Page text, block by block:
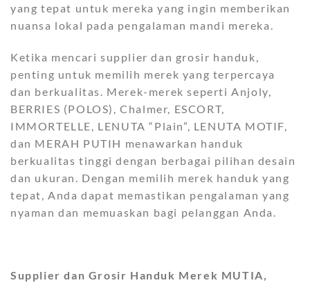
yang tepat untuk mereka yang ingin memberikan
nuansa lokal pada pengalaman mandi mereka.
Ketika mencari supplier dan grosir handuk,
penting untuk memilih merek yang terpercaya
dan berkualitas. Merek-merek seperti Anjoly,
BERRIES (POLOS), Chalmer, ESCORT,
IMMORTELLE, LENUTA “Plain”, LENUTA MOTIF,
dan MERAH PUTIH menawarkan handuk
berkualitas tinggi dengan berbagai pilihan desain
dan ukuran. Dengan memilih merek handuk yang
tepat, Anda dapat memastikan pengalaman yang
nyaman dan memuaskan bagi pelanggan Anda.
Supplier dan Grosir Handuk Merek MUTIA,